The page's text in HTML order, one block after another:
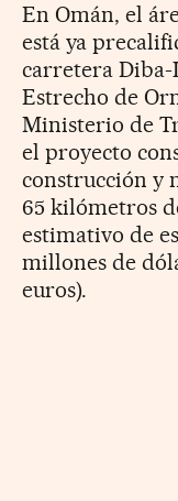
En Omán, el
está ya
carretera Diba-
Estrecho de
Ministerio de
el proyecto
construcción y
65 kilómetros
estimativo de
millones de
euros).